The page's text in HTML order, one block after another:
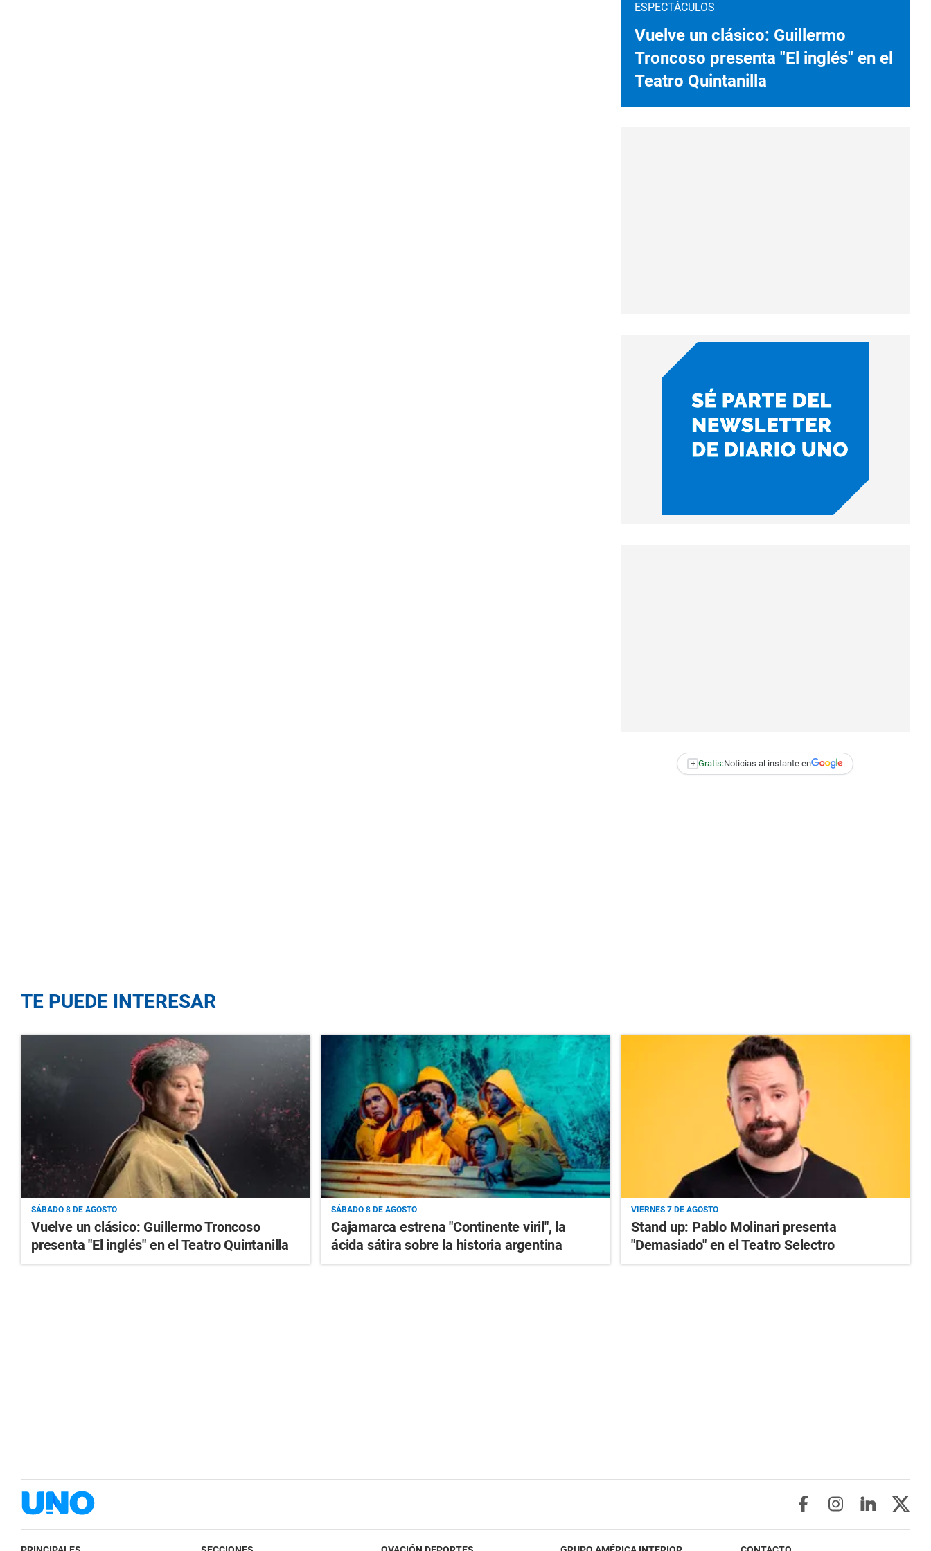
ESPECTÁCULOS
Vuelve un clásico: Guillermo
Troncoso presenta "El inglés" en el
Teatro Quintanilla
+ Gratis:Noticias al instante en
TE PUEDE INTERESAR
SÁBADO 8 DE AGOSTO
Vuelve un clásico: Guillermo Troncoso
presenta "El inglés" en el Teatro Quintanilla
SÁBADO 8 DE AGOSTO
Cajamarca estrena "Continente viril", la
ácida sátira sobre la historia argentina
VIERNES 7 DE AGOSTO
Stand up: Pablo Molinari presenta
"Demasiado" en el Teatro Selectro